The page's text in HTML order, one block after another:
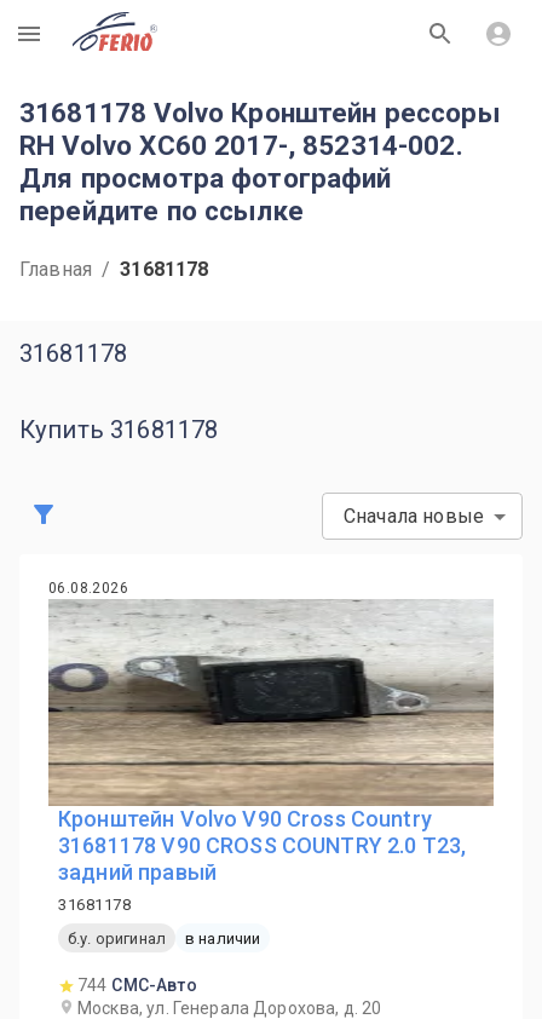
R
31681178 Volvo Кронштейн рессоры
RH Volvo XC60 2017-, 852314-002.
Для просмотра фотографий
перейдите по ссылке
Главная / 31681178
31681178
Купить 31681178
Сначала новые
06.08.2026
Кронштейн Volvo V90 Cross Country
31681178 V90 CROSS COUNTRY 2.0 T23,
задний правый
31681178
б.у. оригинал
в наличии
744 СМС-Авто
Москва, ул. Генерала Дорохова, д. 20